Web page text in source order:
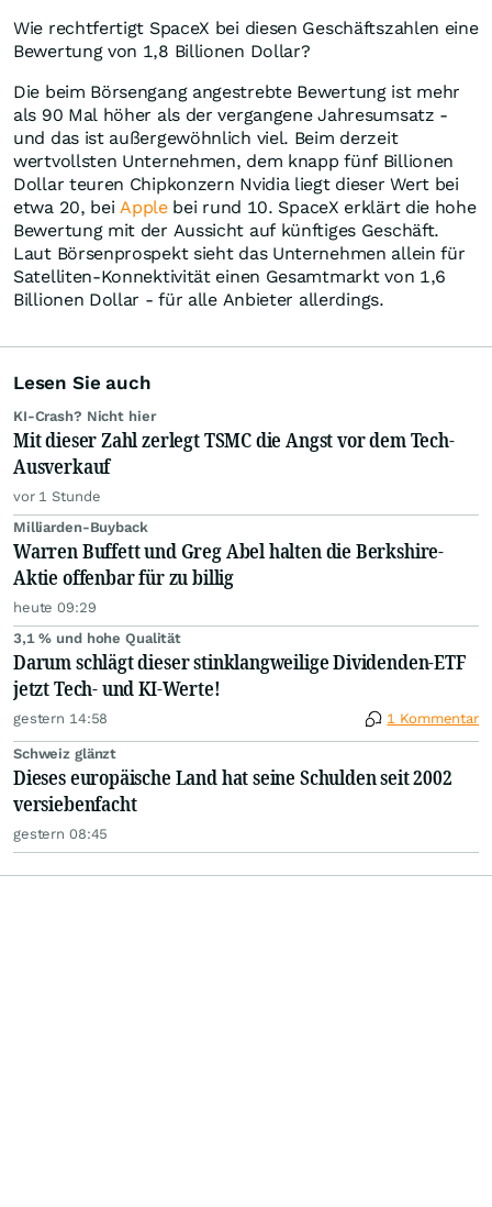
Wie rechtfertigt SpaceX bei diesen Geschäftszahlen eine
Bewertung von 1,8 Billionen Dollar?
Die beim Börsengang angestrebte Bewertung ist mehr
als 90 Mal höher als der vergangene Jahresumsatz -
und das ist außergewöhnlich viel. Beim derzeit
wertvollsten Unternehmen, dem knapp fünf Billionen
Dollar teuren Chipkonzern Nvidia liegt dieser Wert bei
etwa 20, beiApplebei rund 10. SpaceX erklärt die hohe
Bewertung mit der Aussicht auf künftiges Geschäft.
Laut Börsenprospekt sieht das Unternehmen allein für
Satelliten-Konnektivität einen Gesamtmarkt von 1,6
Billionen Dollar - für alle Anbieter allerdings.
Lesen Sie auch
KI-Crash? Nicht hier
Mit dieser Zahl zerlegt TSMC die Angst vor dem Tech-
Ausverkauf
vor 1 Stunde
Milliarden-Buyback
Warren Buffett und Greg Abel halten die Berkshire-
Aktie offenbar für zu billig
heute 09:29
3,1 % und hohe Qualität
Darum schlägt dieser stinklangweilige Dividenden-ETF
jetzt Tech- und KI-Werte!
gestern 14:58 1 Kommentar
Schweiz glänzt
Dieses europäische Land hat seine Schulden seit 2002
versiebenfacht
gestern 08:45